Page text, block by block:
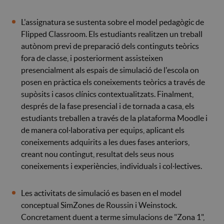
L'assignatura se sustenta sobre el model pedagògic de
Flipped Classroom. Els estudiants realitzen un treball
autònom previ de preparació dels continguts teòrics
fora de classe, i posteriorment assisteixen
presencialment als espais de simulació de l'escola on
posen en pràctica els coneixements teòrics a través de
supòsits i casos clínics contextualitzats. Finalment,
després de la fase presencial i de tornada a casa, els
estudiants treballen a través de la plataforma Moodle i
de manera col·laborativa per equips, aplicant els
coneixements adquirits a les dues fases anteriors,
creant nou contingut, resultat dels seus nous
coneixements i experiències, individuals i col·lectives.
Les activitats de simulació es basen en el model
conceptual SimZones de Roussin i Weinstock.
Concretament duent a terme simulacions de "Zona 1",